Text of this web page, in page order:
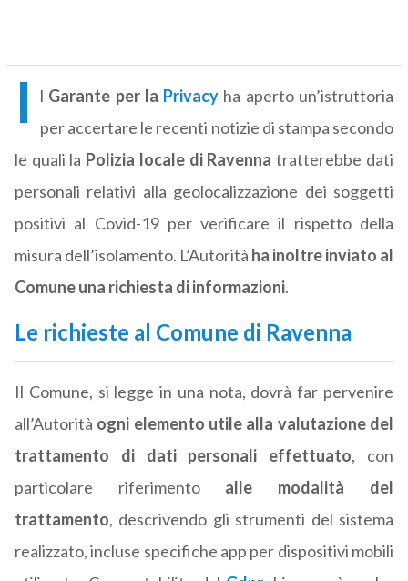
I l Garante per la Privacy ha aperto un’istruttoria
per accertare le recenti notizie di stampa secondo
le quali la Polizia locale di Ravenna tratterebbe dati
personali relativi alla geolocalizzazione dei soggetti
positivi al Covid-19 per verificare il rispetto della
misura dell’isolamento. L’Autorità ha inoltre inviato al
Comune una richiesta di informazioni.
Le richieste al Comune di Ravenna
Il Comune, si legge in una nota, dovrà far pervenire
all’Autorità ogni elemento utile alla valutazione del
trattamento di dati personali effettuato, con
particolare riferimento alle modalità del
trattamento, descrivendo gli strumenti del sistema
realizzato, incluse specifiche app per dispositivi mobili